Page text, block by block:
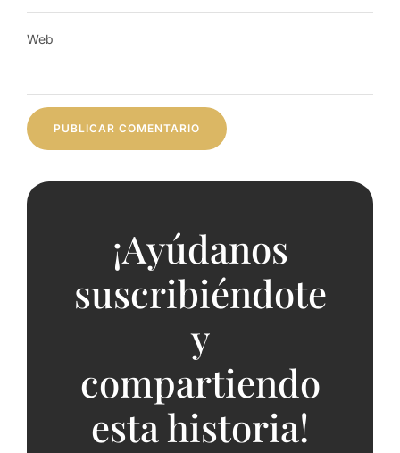
Web
¡Ayúdanos
suscribiéndote
y
compartiendo
esta historia!